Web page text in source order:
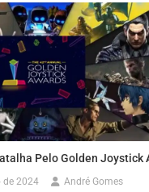
Pelo Golden Joystick
de 2024 André Gomes